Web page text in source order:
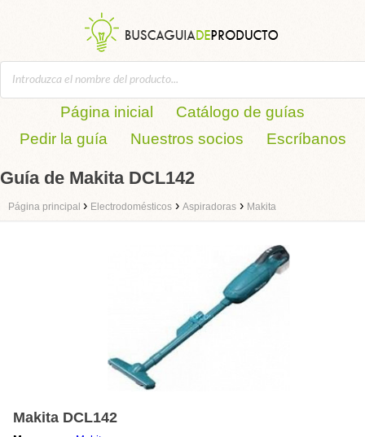
Página inicial
Catálogo de guías
Pedir la guía
Nuestros socios Escríbanos
Guía de Makita DCL142
Página principal › Electrodomésticos › Aspiradoras › Makita
Makita DCL142